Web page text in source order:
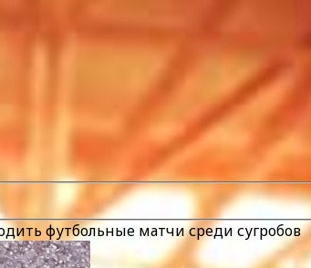
футбольные матчи среди сугробов